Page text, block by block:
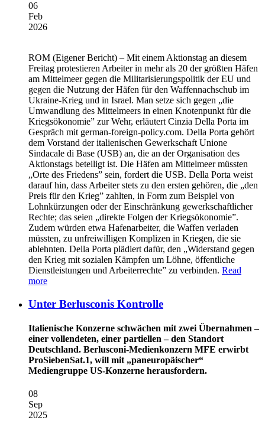
06
Feb
2026
ROM (Eigener Bericht) – Mit einem Aktionstag an diesem
Freitag protestieren Arbeiter in mehr als 20 der größten Häfen
am Mittelmeer gegen die Militarisierungspolitik der EU und
gegen die Nutzung der Häfen für den Waffennachschub im
Ukraine-Krieg und in Israel. Man setze sich gegen „die
Umwandlung des Mittelmeers in einen Knotenpunkt für die
Kriegsökonomie” zur Wehr, erläutert Cinzia Della Porta im
Gespräch mit german-foreign-policy.com. Della Porta gehört
dem Vorstand der italienischen Gewerkschaft Unione
Sindacale di Base (USB) an, die an der Organisation des
Aktionstags beteiligt ist. Die Häfen am Mittelmeer müssten
„Orte des Friedens” sein, fordert die USB. Della Porta weist
darauf hin, dass Arbeiter stets zu den ersten gehören, die „den
Preis für den Krieg” zahlten, in Form zum Beispiel von
Lohnkürzungen oder der Einschränkung gewerkschaftlicher
Rechte; das seien „direkte Folgen der Kriegsökonomie”.
Zudem würden etwa Hafenarbeiter, die Waffen verladen
müssten, zu unfreiwilligen Komplizen in Kriegen, die sie
ablehnten. Della Porta plädiert dafür, den „Widerstand gegen
den Krieg mit sozialen Kämpfen um Löhne, öffentliche
Dienstleistungen und Arbeiterrechte” zu verbinden. Read
more
Unter Berlusconis Kontrolle
Italienische Konzerne schwächen mit zwei Übernahmen –
einer vollendeten, einer partiellen – den Standort
Deutschland. Berlusconi-Medienkonzern MFE erwirbt
ProSiebenSat.1, will mit „paneuropäischer“
Mediengruppe US-Konzerne herausfordern.
08
Sep
2025